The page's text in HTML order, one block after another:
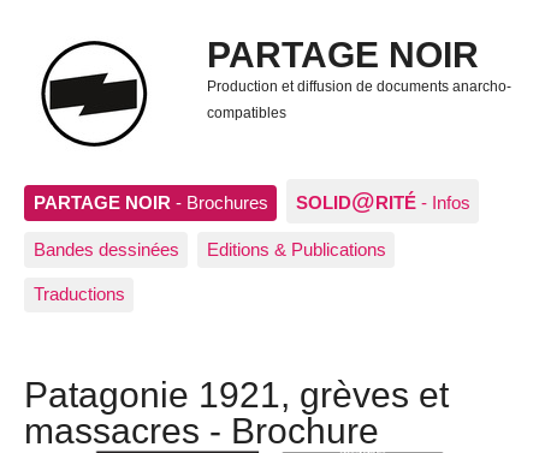
PARTAGE NOIR
Production et diffusion de documents anarcho-
compatibles
PARTAGE NOIR - Brochures SOLID@RITÉ - Infos
Bandes dessinées Editions & Publications
Traductions
Patagonie 1921, grèves et
massacres - Brochure